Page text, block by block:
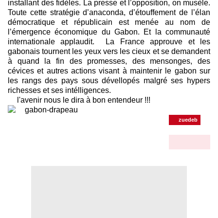
installant des fidèles. La presse et l’opposition, on musèle.
Toute cette stratégie d’anaconda, d’étouffement de l’élan
démocratique et républicain est menée au nom de
l’émergence économique du Gabon. Et la communauté
internationale applaudit. La France approuve et les
gabonais tournent les yeux vers les cieux et se demandent
à quand la fin des promesses, des mensonges, des
cévices et autres actions visant à maintenir le gabon sur
les rangs des pays sous dévellopés malgré ses hypers
richesses et ses intélligences.
l'avenir nous le dira à bon entendeur !!!
zuedeb